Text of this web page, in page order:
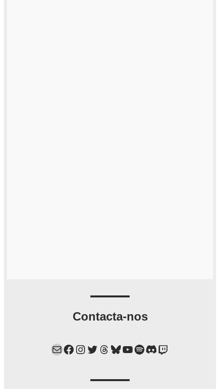
Contacta-nos
Mail Facebook Instagram Twitter Threads Bluesky YouTube Spotify Discord Twitch